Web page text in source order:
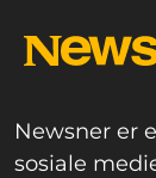
Newsner er
sosiale